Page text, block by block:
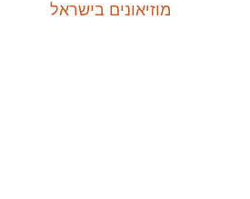
מוזיאונים בישראל